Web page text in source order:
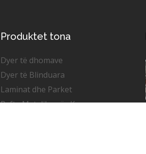
Produktet tona
Dyer të dhomave
Dyer të Blinduara
Laminat dhe Parket
Rafte Metalike për Kepuce